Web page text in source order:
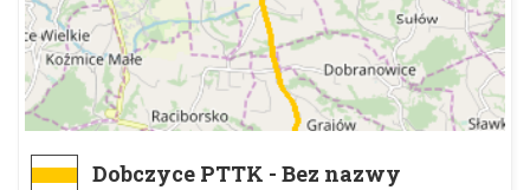
Dobczyce PTTK - Bez nazwy